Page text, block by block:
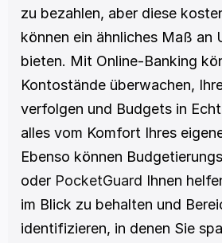
zu bezahlen, aber diese
können ein ähnliches Maß an
bieten. Mit Online-Banking
Kontostände überwachen,
verfolgen und Budgets in
alles vom Komfort Ihres
Ebenso können
oder PocketGuard Ihnen
im Blick zu behalten und
identifizieren, in denen Sie